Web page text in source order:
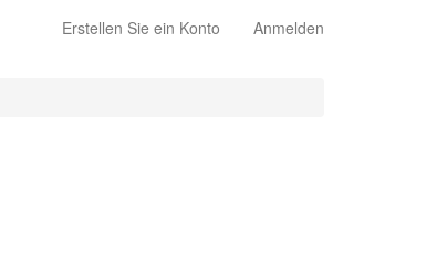
Erstellen Sie ein Konto Anmelden